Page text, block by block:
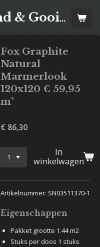
Sani Nederland & Goois Tegelhuis
Fox Graphite
Natural
Marmerlook
120x120 € 59,95
m²
€ 86,30
In
winkelwagen
Artikelnummer: SN03511370-1
Eigenschappen
Pakket grootte 1.44 m2
Stuks per doos 1 stuks